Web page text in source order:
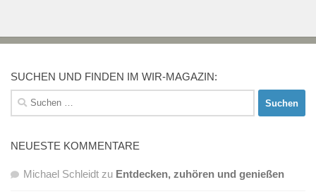
SUCHEN UND FINDEN IM WIR-MAGAZIN:
Suchen
nach:
NEUESTE KOMMENTARE
Michael Schleidt zu Entdecken, zuhören und genießen